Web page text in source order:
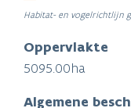
Habitat- en vogelrichtlijn
Oppervlakte
5095.00ha
Algemene